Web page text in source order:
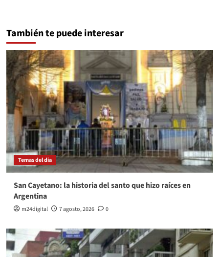
También te puede interesar
Temas del dia
San Cayetano: la historia del santo que hizo raíces en
Argentina
m24digital 7 agosto, 2026 0